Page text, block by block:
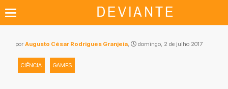
por Augusto César Rodrigues Granjeia, domingo, 2 de julho 2017
CIÊNCIA GAMES